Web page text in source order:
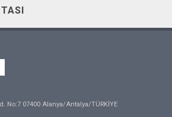
No:7 07400 Alanya/Antalya/TÜRKİYE